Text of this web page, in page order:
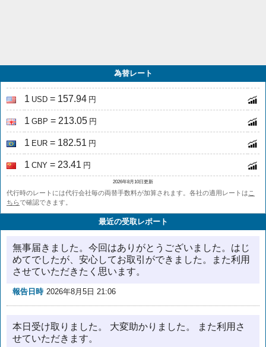
為替レート
1 USD = 157.94 円
1 GBP = 213.05 円
1 EUR = 182.51 円
1 CNY = 23.41 円
2026年8月10日更新
代行時のレートには代行会社毎の両替手数料が加算されます。各社の適用レートはこ
ちらで確認できます。
最近の受取レポート
無事届きました。今回はありがとうございました。はじ
めてでしたが、安心してお取引ができました。また利用
させていただきたく思います。
報告日時 2026年8月5日 21:06
本日受け取りました。 大変助かりました。 また利用さ
せていただきます。